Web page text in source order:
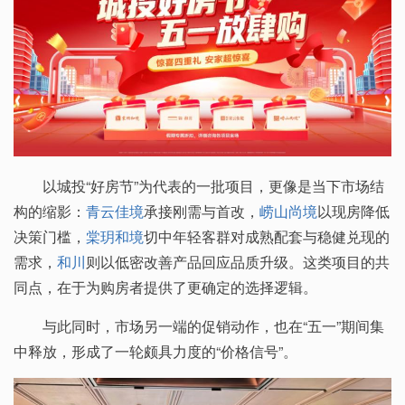
以城投“好房节”为代表的一批项目，更像是当下市场结
构的缩影： 青云佳境承接刚需与首改， 崂山尚境以现房降低
决策门槛， 棠玥和境切中年轻客群对成熟配套与稳健兑现的
需求， 和川则以低密改善产品回应品质升级。这类项目的共
同点，在于为购房者提供了更确定的选择逻辑。
与此同时，市场另一端的促销动作，也在“五一”期间集
中释放，形成了一轮颇具力度的“价格信号”。